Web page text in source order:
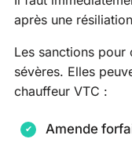
après une
Les sanctions pour
sévères. Elles
chauffeur VTC :
Amende